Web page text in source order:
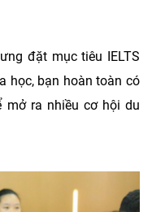
đặt mục tiêu IELTS
học, bạn hoàn toàn có
mở ra nhiều cơ hội du